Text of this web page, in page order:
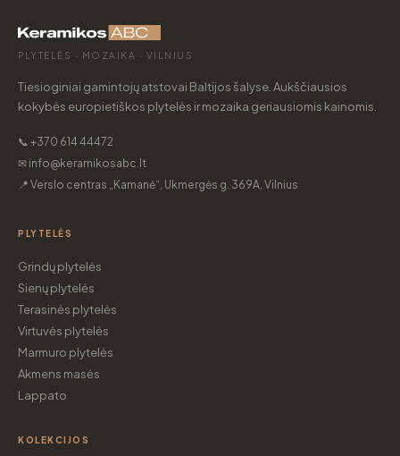
PLYTELĖS · MOZAIKA · VILNIUS
Tiesioginiai gamintojų atstovai Baltijos šalyse. Aukščiausios
kokybės europietiškos plytelės ir mozaika geriausiomis kainomis.
📞 +370 614 44472
✉ info@keramikosabc.lt
📍 Verslo centras „Kamanė“, Ukmergės g. 369A, Vilnius
PLYTELĖS
Grindų plytelės
Sienų plytelės
Terasinės plytelės
Virtuvės plytelės
Marmuro plytelės
Akmens masės
Lappato
KOLEKCIJOS